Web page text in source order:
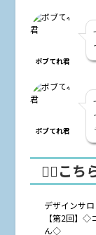
ボブてれ君
ボブてれ君
🤸‍♂️こち
デザインサ
【第2回】◇
ん◇